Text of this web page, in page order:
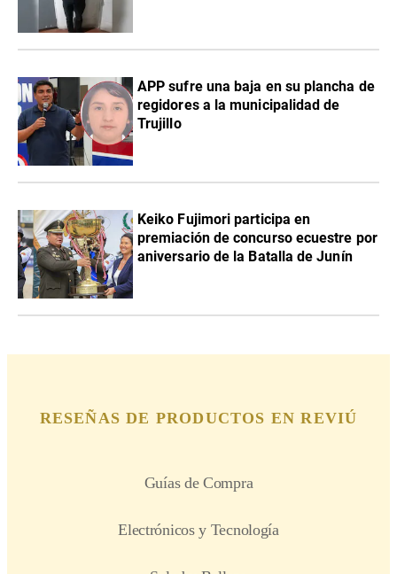
APP sufre una baja en su plancha de
regidores a la municipalidad de
Trujillo
Keiko Fujimori participa en
premiación de concurso ecuestre por
aniversario de la Batalla de Junín